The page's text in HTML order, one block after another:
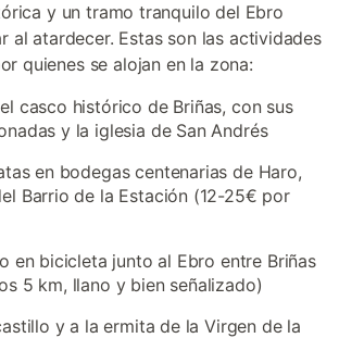
y un tramo tranquilo del Ebro
al atardecer. Estas son las actividades
quienes se alojan en la zona:
casco histórico de Briñas, con sus
y la iglesia de San Andrés
en bodegas centenarias de Haro,
Barrio de la Estación (12-25€ por
en bicicleta junto al Ebro entre Briñas
5 km, llano y bien señalizado)
y a la ermita de la Virgen de la